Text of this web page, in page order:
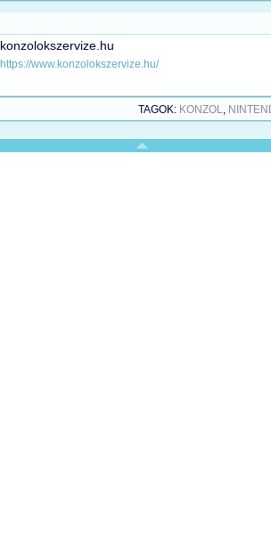
konzolokszervize.hu
https://www.konzolokszervize.hu/
TAGOK: KONZOL,